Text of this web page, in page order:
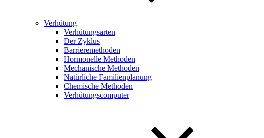
Verhütung
Verhütungsarten
Der Zyklus
Barrieremethoden
Hormonelle Methoden
Mechanische Methoden
Natürliche Familienplanung
Chemische Methoden
Verhütungscomputer